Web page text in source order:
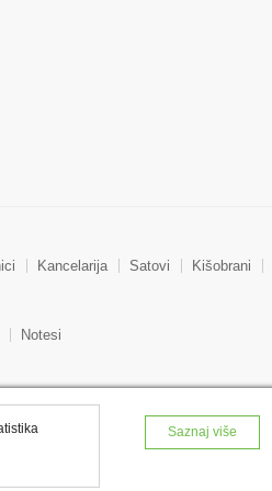
Kancelarija Satovi Kišobrani
Notesi
Saznaj više